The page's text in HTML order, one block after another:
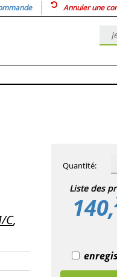
Annuler une
C,
Liste des
140,
Quantité: